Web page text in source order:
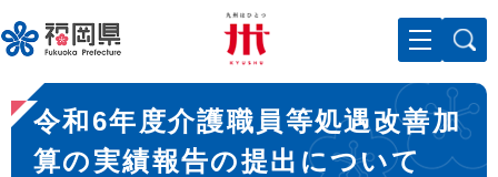
ー
ジ
先
頭
メニューを飛ばして本文へ
本
文
令和6年度介護職員等処遇改善加
算の実績報告の提出について